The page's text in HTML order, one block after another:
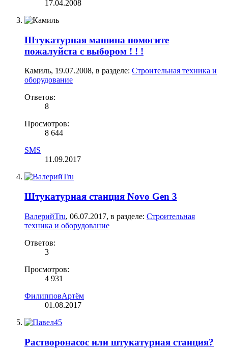
17.04.2008
Штукатурная машина помогите
пожалуйста с выбором ! ! !
Камиль, 19.07.2008, в разделе: Строительная техника и
оборудование
Ответов:
8
Просмотров:
8 644
SMS
11.09.2017
Штукатурная станция Novo Gen 3
ВалерийTru, 06.07.2017, в разделе: Строительная
техника и оборудование
Ответов:
3
Просмотров:
4 931
ФилипповАртём
01.08.2017
Растворонасос или штукатурная станция?